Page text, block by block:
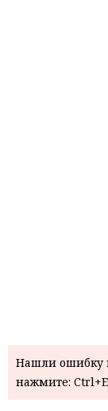
Нашли ошибку
нажмите: